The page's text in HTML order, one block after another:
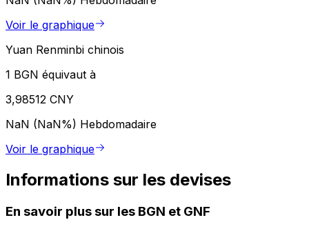
Voir le graphique
Yuan Renminbi chinois
1 BGN équivaut à
3,98512 CNY
NaN (NaN%) Hebdomadaire
Voir le graphique
Informations sur les devises
En savoir plus sur les BGN et GNF